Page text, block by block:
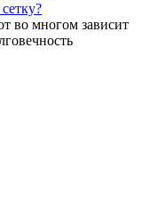
во многом зависит